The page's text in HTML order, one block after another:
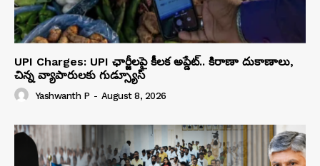
UPI Charges: UPI ఛార్జీలపై కీలక అప్డేట్.. కిరాణా దుకాణాలు,
చిన్న వ్యాపారులకు గుడ్స్యూస్
Yashwanth P - August 8, 2026